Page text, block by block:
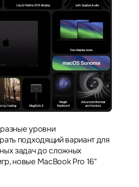
уровни
подходящий вариант для
задач до сложных
новые MacBook Pro 16"